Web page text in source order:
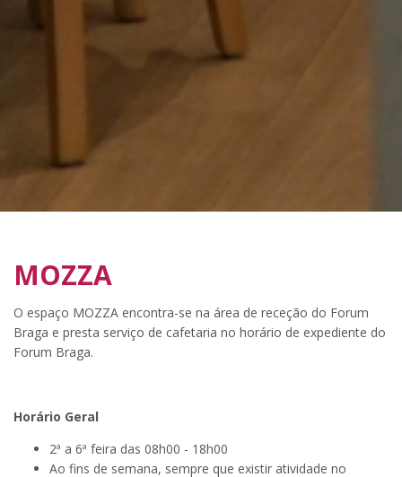
MOZZA
O espaço MOZZA encontra-se na área de receção do Forum
Braga e presta serviço de cafetaria no horário de expediente do
Forum Braga.
Horário Geral
2ª a 6ª feira das 08h00 - 18h00
Ao fins de semana, sempre que existir atividade no